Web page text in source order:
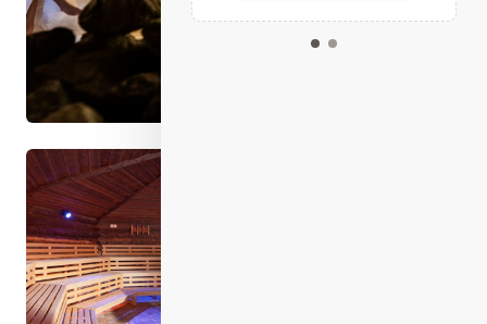
Kalendář událostí
Odebírejte náš newsletter